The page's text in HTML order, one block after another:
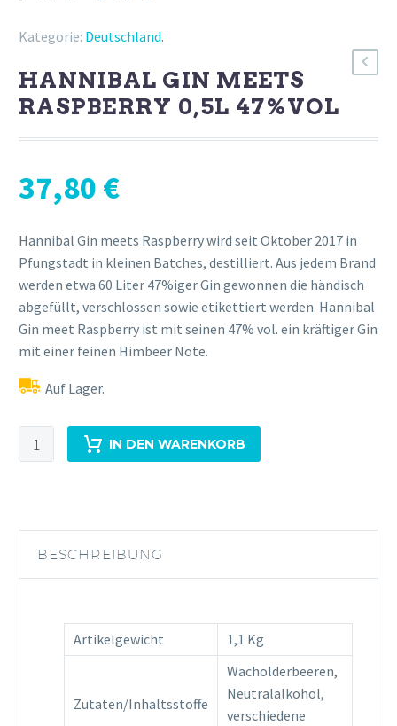
Kategorie: Deutschland.
HANNIBAL GIN MEETS
RASPBERRY 0,5L 47%VOL
37,80 €
Hannibal Gin meets Raspberry wird seit Oktober 2017 in
Pfungstadt in kleinen Batches, destilliert. Aus jedem Brand
werden etwa 60 Liter 47%iger Gin gewonnen die händisch
abgefüllt, verschlossen sowie etikettiert werden. Hannibal
Gin meet Raspberry ist mit seinen 47% vol. ein kräftiger Gin
mit einer feinen Himbeer Note.
Auf Lager.
Hannibal
Gin
0,5L
47%Vol
IN DEN WARENKORB
BESCHREIBUNG
Artikelgewicht 1,1 Kg
Zutaten/Inhaltsstoffe
Wacholderbeeren,
Neutralalkohol,
verschiedene